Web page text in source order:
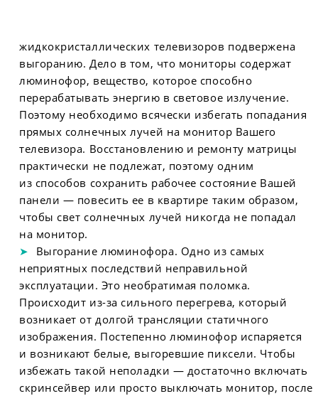
жидкокристаллических телевизоров подвержена
выгоранию. Дело в том, что мониторы содержат
люминофор, вещество, которое способно
перерабатывать энергию в световое излучение.
Поэтому необходимо всячески избегать попадания
прямых солнечных лучей на монитор Вашего
телевизора. Восстановлению и ремонту матрицы
практически не подлежат, поэтому одним
из способов сохранить рабочее состояние Вашей
панели — повесить ее в квартире таким образом,
чтобы свет солнечных лучей никогда не попадал
на монитор.
Выгорание люминофора. Одно из самых
неприятных последствий неправильной
эксплуатации. Это необратимая поломка.
Происходит из-за сильного перегрева, который
возникает от долгой трансляции статичного
изображения. Постепенно люминофор испаряется
и возникают белые, выгоревшие пиксели. Чтобы
избежать такой неполадки — достаточно включать
скринсейвер или просто выключать монитор, после